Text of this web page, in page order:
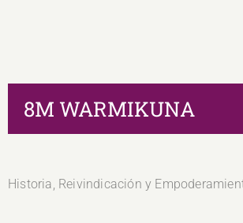
8M WARMIKUNA
Historia, Reivindicación y